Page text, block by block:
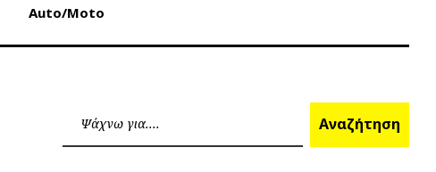
Auto/Moto
Αναζήτηση